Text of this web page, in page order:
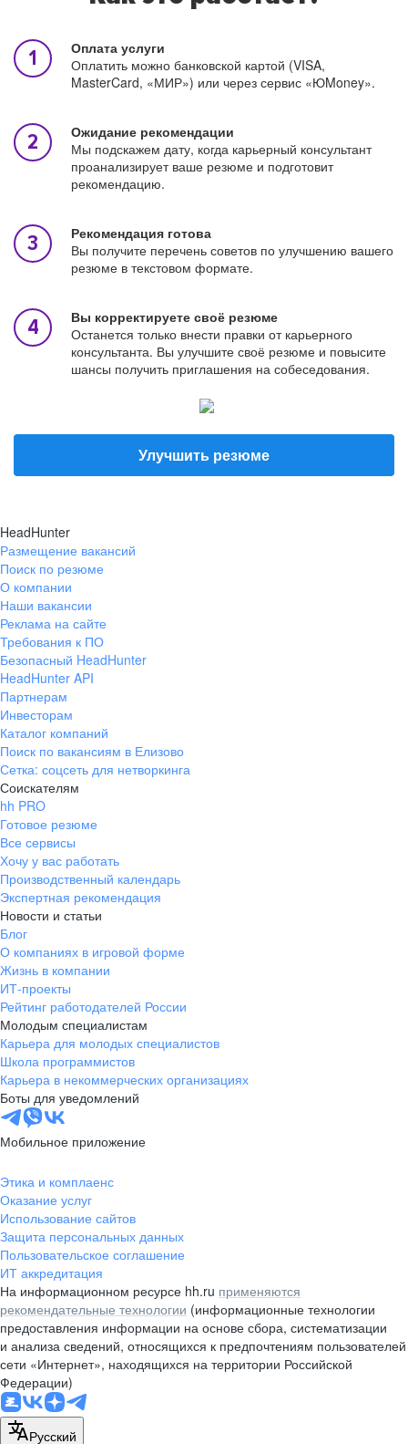
Оплата услуги
Оплатить можно банковской картой (VISA,
MasterCard, «МИР») или через сервис «ЮMoney».
Ожидание рекомендации
Мы подскажем дату, когда карьерный консультант
проанализирует ваше резюме и подготовит
рекомендацию.
Рекомендация готова
Вы получите перечень советов по улучшению вашего
резюме в текстовом формате.
Вы корректируете своё резюме
Останется только внести правки от карьерного
консультанта. Вы улучшите своё резюме и повысите
шансы получить приглашения на собеседования.
Улучшить резюме
HeadHunter
Размещение вакансий
Поиск по резюме
О компании
Наши вакансии
Реклама на сайте
Требования к ПО
Безопасный HeadHunter
HeadHunter API
Партнерам
Инвесторам
Каталог компаний
Поиск по вакансиям в Елизово
Сетка: соцсеть для нетворкинга
Соискателям
hh PRO
Готовое резюме
Все сервисы
Хочу у вас работать
Производственный календарь
Экспертная рекомендация
Новости и статьи
Блог
О компаниях в игровой форме
Жизнь в компании
ИТ-проекты
Рейтинг работодателей России
Молодым специалистам
Карьера для молодых специалистов
Школа программистов
Карьера в некоммерческих организациях
Боты для уведомлений
Мобильное приложение
Этика и комплаенс
Оказание услуг
Использование сайтов
Защита персональных данных
Пользовательское соглашение
ИТ аккредитация
На информационном ресурсе hh.ru применяются
рекомендательные технологии (информационные технологии
предоставления информации на основе сбора, систематизации
и анализа сведений, относящихся к предпочтениям пользователей
сети «Интернет», находящихся на территории Российской
Федерации)
Русский